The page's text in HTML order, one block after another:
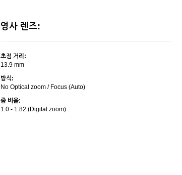
영사 렌즈:
초점 거리:
13.9 mm
방식:
No Optical zoom / Focus (Auto)
줌 비율:
1.0 - 1.82 (Digital zoom)